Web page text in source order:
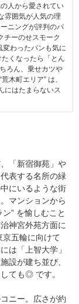
人から愛されてい
雰囲気が人気の理
ニングが評判のパ
チーのせスモーク
変わったパンも気に
くなったら「とん
ろん、乗せカツや
木町エリア” は、
にはたまらないス
「新宿御苑」や
表する名所の緑
にいるような街
マンションから
” を愉しむこと
神宮外苑方面に
五輪に向けて
は「上智大学」
設が建ち並び、
ても◎ です。
ニー。広さが約